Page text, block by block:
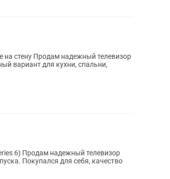
телевизор
вариант для кухни, спальни,
Покупался для себя, качество